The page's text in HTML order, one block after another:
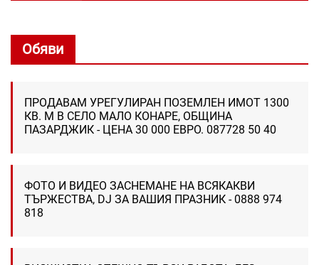
Обяви
ПРОДАВАМ УРЕГУЛИРАН ПОЗЕМЛЕН ИМОТ 1300
КВ. М В СЕЛО МАЛО КОНАРЕ, ОБЩИНА
ПАЗАРДЖИК - ЦЕНА 30 000 ЕВРО. 087728 50 40
ФОТО И ВИДЕО ЗАСНЕМАНЕ НА ВСЯКАКВИ
ТЪРЖЕСТВА, DJ ЗА ВАШИЯ ПРАЗНИК - 0888 974
818